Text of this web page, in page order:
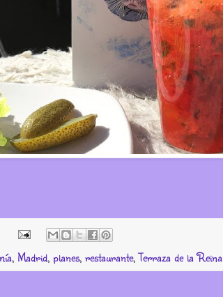
, Madrid, planes, restaurante,Terraza de la Reina